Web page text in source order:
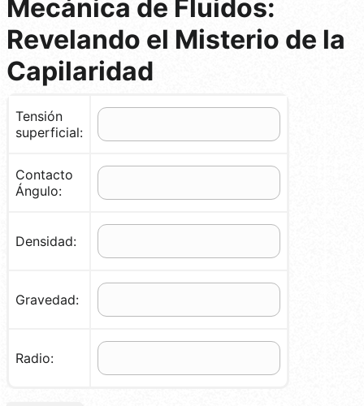
Mecánica de Fluidos:
Revelando el Misterio de la
Capilaridad
Tensión
superficial:
Contacto
Ángulo:
Densidad:
Gravedad:
Radio: